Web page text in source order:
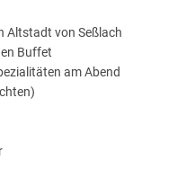
Altstadt von Seßlach
Buffet
am Abend